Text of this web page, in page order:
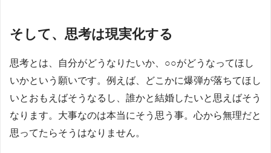
そして、思考は現実化する
思考とは、自分がどうなりたいか、○○がどうなってほし
いかという願いです。例えば、どこかに爆弾が落ちてほし
いとおもえばそうなるし、誰かと結婚したいと思えばそう
なります。大事なのは本当にそう思う事。心から無理だと
思ってたらそうはなりません。